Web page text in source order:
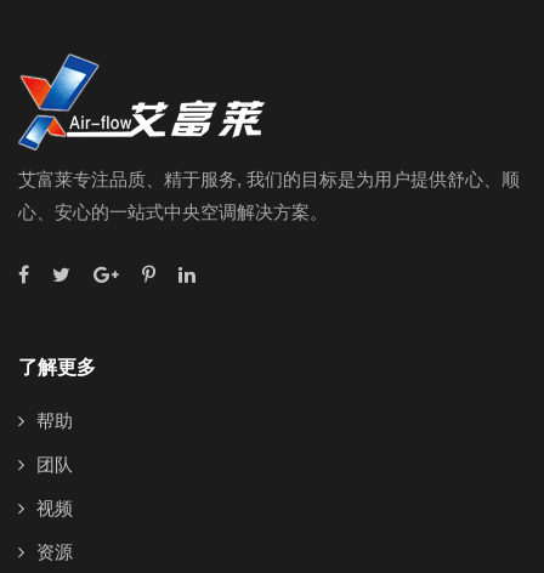
艾富莱专注品质、精于服务, 我们的目标是为用户提供舒心、顺
心、安心的一站式中央空调解决方案。
了解更多
帮助
团队
视频
资源